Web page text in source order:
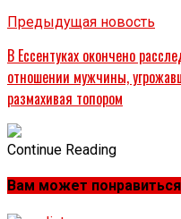
Предыдущая новость
В Ессентуках окончено
отношении мужчины,
размахивая топором
Continue Reading
Вам может понравиться